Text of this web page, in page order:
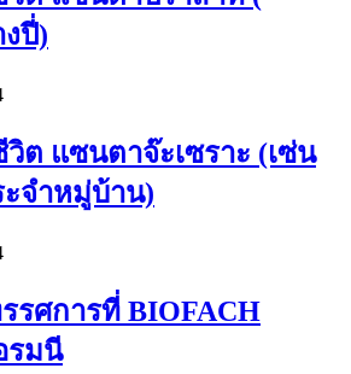
ปี่)
ต แซนตาจ๊ะเซราะ (เซ่น
จำหมู่บ้าน)
รศการที่ BIOFACH
รมนี